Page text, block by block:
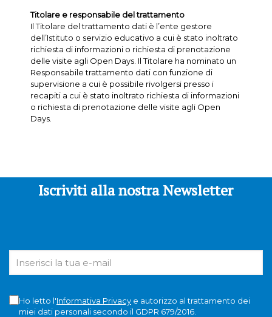
Titolare e responsabile del trattamento
Il Titolare del trattamento dati è l’ente gestore
dell’Istituto o servizio educativo a cui è stato inoltrato
richiesta di informazioni o richiesta di prenotazione
delle visite agli Open Days. Il Titolare ha nominato un
Responsabile trattamento dati con funzione di
supervisione a cui è possibile rivolgersi presso i
recapiti a cui è stato inoltrato richiesta di informazioni
o richiesta di prenotazione delle visite agli Open
Days.
Iscriviti alla nostra Newsletter
Ho letto l'Informativa Privacye autorizzo al trattamento dei
miei dati personali secondo il GDPR 679/2016.